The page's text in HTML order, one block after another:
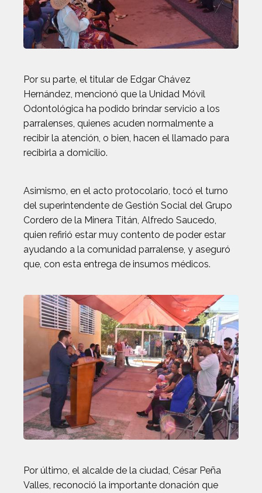
Por su parte, el titular de Edgar Chávez
Hernández, mencionó que la Unidad Móvil
Odontológica ha podido brindar servicio a los
parralenses, quienes acuden normalmente a
recibir la atención, o bien, hacen el llamado para
recibirla a domicilio.
Asimismo, en el acto protocolario, tocó el turno
del superintendente de Gestión Social del Grupo
Cordero de la Minera Titán, Alfredo Saucedo,
quien refirió estar muy contento de poder estar
ayudando a la comunidad parralense, y aseguró
que, con esta entrega de insumos médicos.
Por último, el alcalde de la ciudad, César Peña
Valles, reconoció la importante donación que